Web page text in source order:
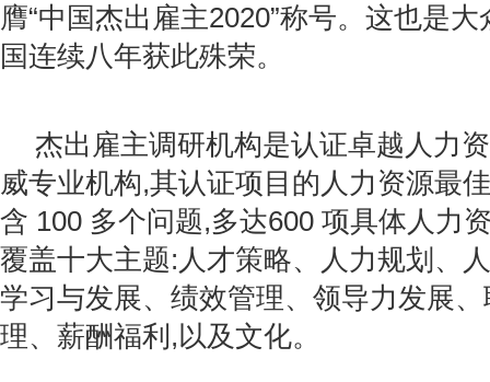
膺“中国杰出雇主2020”称号。这也是
国连续八年获此殊荣。
杰出雇主调研机构是认证卓越人力
威专业机构,其认证项目的人力资源最
含 100 多个问题,多达600 项具体人力
覆盖十大主题:人才策略、人力规划、
学习与发展、绩效管理、领导力发展
理、薪酬福利,以及文化。